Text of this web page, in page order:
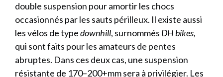
double suspension pour amortir les chocs
occasionnés par les sauts périlleux. Il existe aussi
les vélos de typedownhill, surnommés DH bikes,
qui sont faits pour les amateurs de pentes
abruptes. Dans ces deux cas, une suspension
résistante de 170–200+mm sera à privilégier. Les